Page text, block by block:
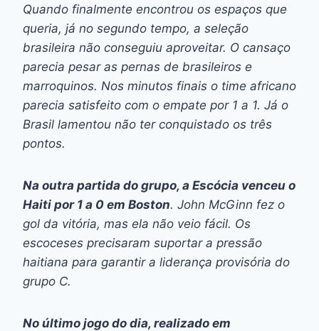
Quando finalmente encontrou os espaços que
queria, já no segundo tempo, a seleção
brasileira não conseguiu aproveitar. O cansaço
parecia pesar as pernas de brasileiros e
marroquinos. Nos minutos finais o time africano
parecia satisfeito com o empate por 1 a 1. Já o
Brasil lamentou não ter conquistado os três
pontos.
Na outra partida do grupo, a Escócia venceu o
Haiti por 1 a 0 em Boston. John McGinn fez o
gol da vitória, mas ela não veio fácil. Os
escoceses precisaram suportar a pressão
haitiana para garantir a liderança provisória do
grupo C.
No último jogo do dia, realizado em